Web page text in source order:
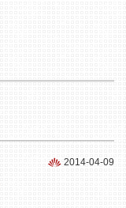
2014-04-09